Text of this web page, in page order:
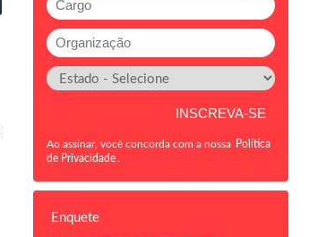
Ao assinar, você concorda com a nossa Política
de Privacidade
Enquete